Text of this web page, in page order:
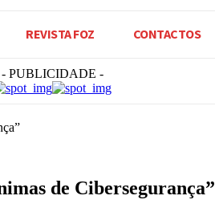
REVISTA FOZ CONTACTOS
- PUBLICIDADE -
de Cibersegurança”